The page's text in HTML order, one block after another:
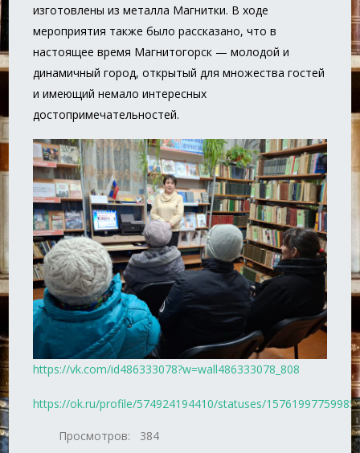
изготовлены из металла Магнитки. В ходе
мероприятия также было рассказано, что в
настоящее время Магнитогорск — молодой и
динамичный город, открытый для множества гостей
и имеющий немало интересных
достопримечательностей.
https://vk.com/id486333078?w=wall486333078_808
https://ok.ru/profile/574924194410/statuses/
Просмотров: 384